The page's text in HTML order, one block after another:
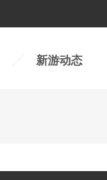
新游动态